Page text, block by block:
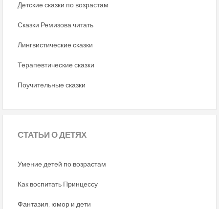
Детские сказки по возрастам
Сказки Ремизова читать
Лингвистические сказки
Терапевтические сказки
Поучительные сказки
СТАТЬИО ДЕТЯХ
Умение детей по возрастам
Как воспитать Принцессу
Фантазия, юмор и дети